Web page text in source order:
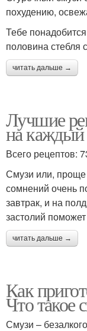
похудению,
Тебе
половина стебля
читать дальше →
Лучшие
на
Всего рецептов:
Смузи или, проще
сомнений очень
завтрак, и на
застолий
читать дальше →
Как
Что такое
Смузи –